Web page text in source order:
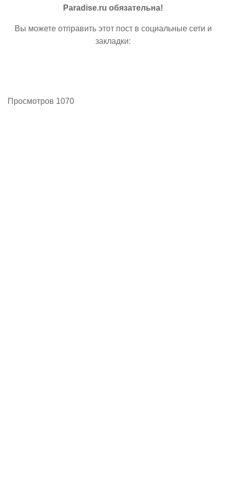
Paradise.ru обязательна!
Вы можете отправить этот пост в социальные сети и
закладки:
Просмотров 1070